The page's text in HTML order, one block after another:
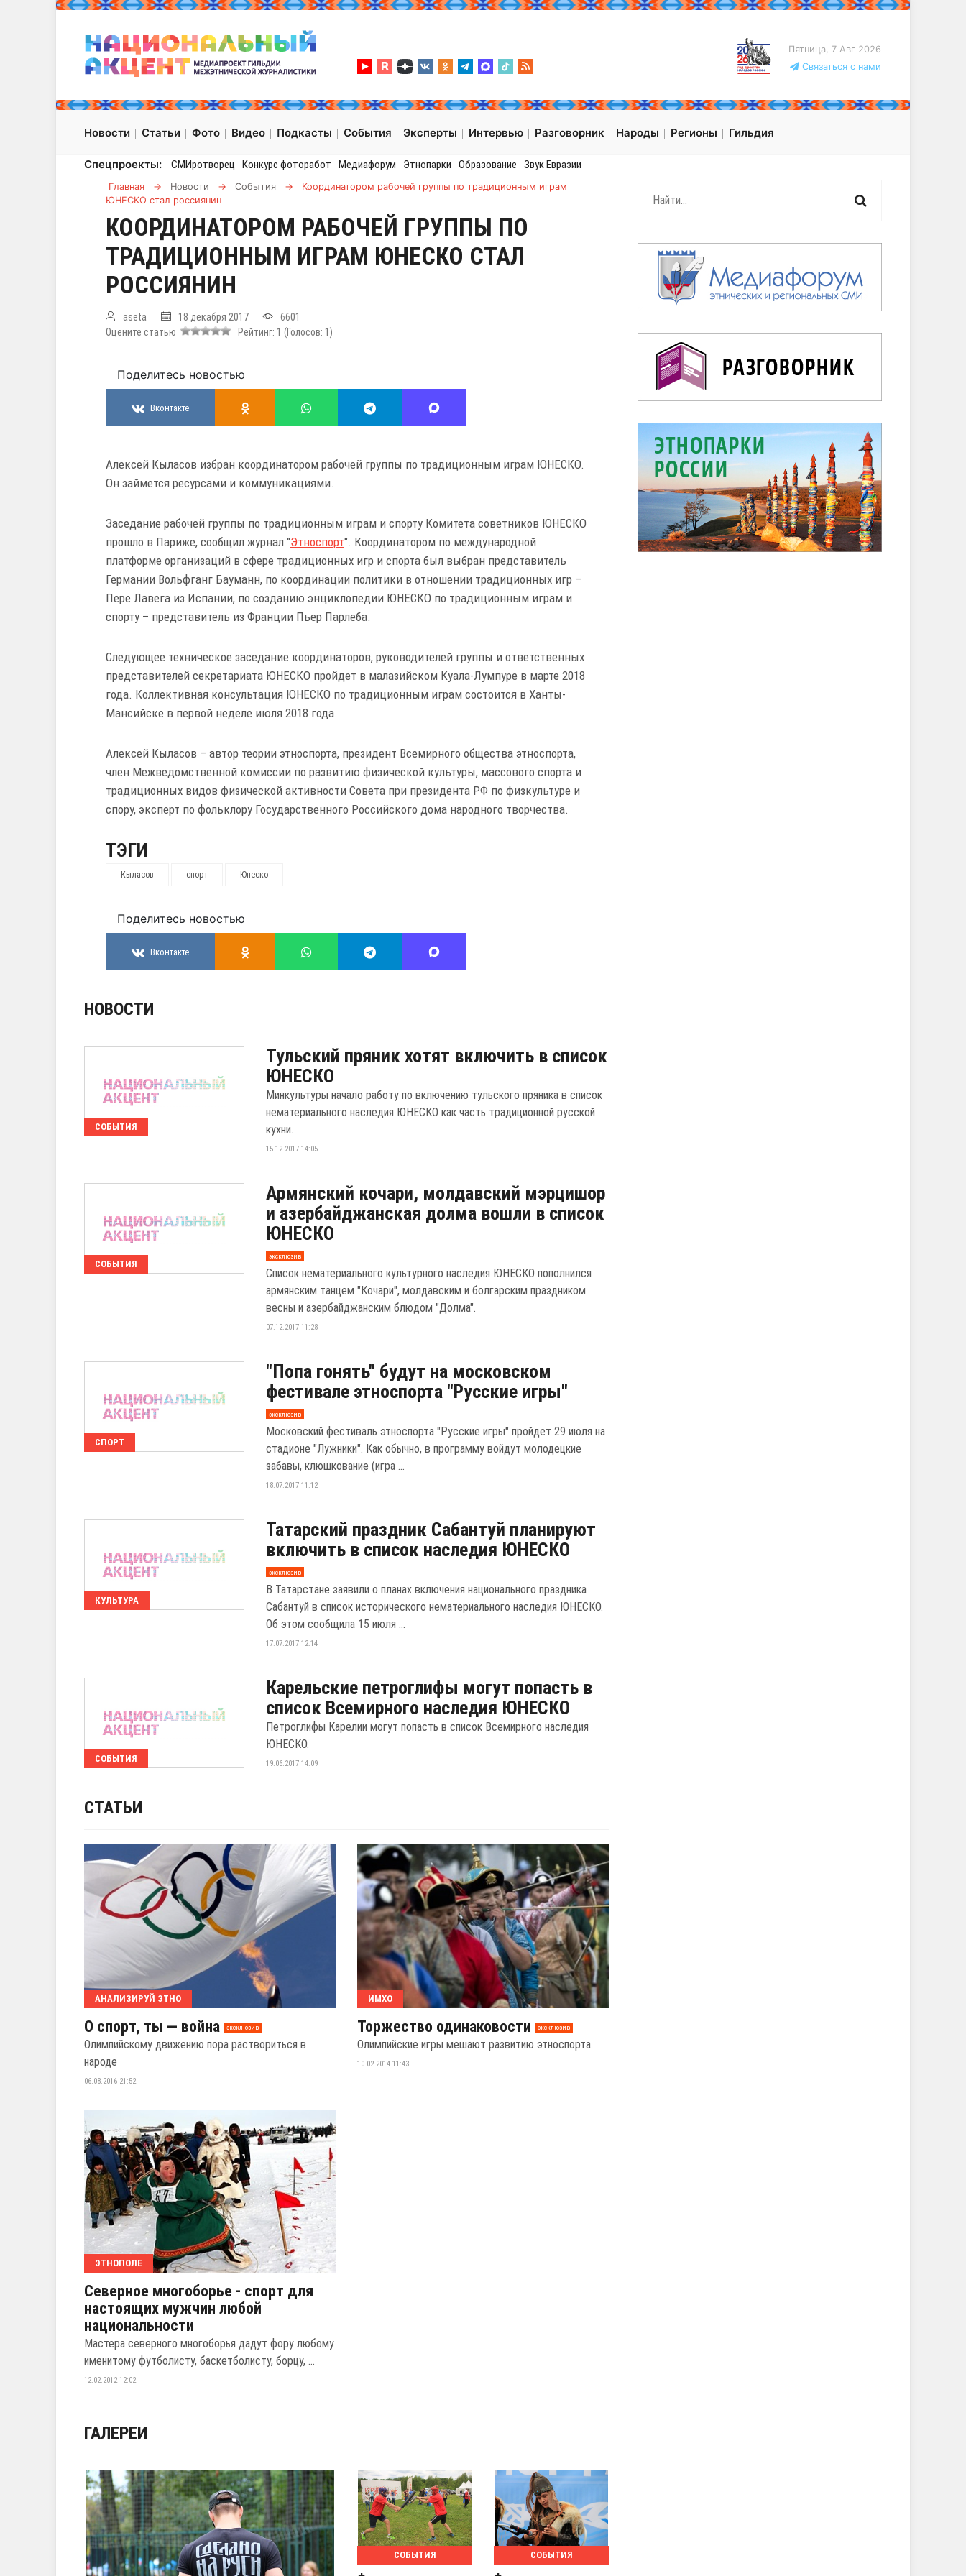
Пятница, 7 Авг 2026
Связаться с нами
Новости Статьи Фото Видео Подкасты События Эксперты Интервью Разговорник Народы Регионы Гильдия
Спецпроекты: СМИротворец Конкурс фоторабот Медиафорум Этнопарки Образование Звук Евразии
Главная → Новости → События →
Координатором рабочей группы по традиционным играм
ЮНЕСКО стал россиянин
КООРДИНАТОРОМ РАБОЧЕЙ ГРУППЫ ПО
ТРАДИЦИОННЫМ ИГРАМ ЮНЕСКО СТАЛ
РОССИЯНИН
aseta 18 декабря 2017
6601
Оцените статью
Рейтинг: 1 (Голосов: 1 )
Поделитесь новостью
Вконтакте
Алексей Кыласов избран координатором рабочей группы по традиционным играм ЮНЕСКО.
Он займется ресурсами и коммуникациями.
Заседание рабочей группы по традиционным играм и спорту Комитета советников ЮНЕСКО
прошло в Париже, сообщил журнал "Этноспорт". Координатором по международной
платформе организаций в сфере традиционных игр и спорта был выбран представитель
Германии Вольфганг Бауманн, по координации политики в отношении традиционных игр –
Пере Лавега из Испании, по созданию энциклопедии ЮНЕСКО по традиционным играм и
спорту – представитель из Франции Пьер Парлеба.
Следующее техническое заседание координаторов, руководителей группы и ответственных
представителей секретариата ЮНЕСКО пройдет в малазийском Куала-Лумпуре в марте 2018
года. Коллективная консультация ЮНЕСКО по традиционным играм состоится в Ханты-
Мансийске в первой неделе июля 2018 года.
Алексей Кыласов – автор теории этноспорта, президент Всемирного общества этноспорта,
член Межведомственной комиссии по развитию физической культуры, массового спорта и
традиционных видов физической активности Совета при президента РФ по физкультуре и
спору, эксперт по фольклору Государственного Российского дома народного творчества.
ТЭГИ
Кыласов спорт Юнеско
Поделитесь новостью
Вконтакте
НОВОСТИ
СОБЫТИЯ
Тульский пряник хотят включить в список
ЮНЕСКО
Минкультуры начало работу по включению тульского пряника в список
нематериального наследия ЮНЕСКО как часть традиционной русской
кухни.
15.12.2017 14:05
СОБЫТИЯ
Армянский кочари, молдавский мэрцишор
и азербайджанская долма вошли в список
ЮНЕСКО
эксклюзив
Список нематериального культурного наследия ЮНЕСКО пополнился
армянским танцем "Кочари", молдавским и болгарским праздником
весны и азербайджанским блюдом "Долма".
07.12.2017 11:28
СПОРТ
"Попа гонять" будут на московском
фестивале этноспорта "Русские игры"
эксклюзив
Московский фестиваль этноспорта "Русские игры" пройдет 29 июля на
стадионе "Лужники". Как обычно, в программу войдут молодецкие
забавы, клюшкование (игра ...
18.07.2017 11:12
КУЛЬТУРА
Татарский праздник Сабантуй планируют
включить в список наследия ЮНЕСКО
эксклюзив
В Татарстане заявили о планах включения национального праздника
Сабантуй в список исторического нематериального наследия ЮНЕСКО.
Об этом сообщила 15 июля ...
17.07.2017 12:14
СОБЫТИЯ
Карельские петроглифы могут попасть в
список Всемирного наследия ЮНЕСКО
Петроглифы Карелии могут попасть в список Всемирного наследия
ЮНЕСКО.
19.06.2017 14:09
СТАТЬИ
АНАЛИЗИРУЙ ЭТНО
О спорт, ты — война эксклюзив
Олимпийскому движению пора раствориться в
народе
06.08.2016 21:52
ИМХО
Торжество одинаковости эксклюзив
Олимпийские игры мешают развитию этноспорта
10.02.2014 11:43
ЭТНОПОЛЕ
Северное многоборье - спорт для
настоящих мужчин любой
национальности
Мастера северного многоборья дадут фору любому
именитому футболисту, баскетболисту, борцу, ...
12.02.2012 12:02
ГАЛЕРЕИ
СОБЫТИЯ СОБЫТИЯ